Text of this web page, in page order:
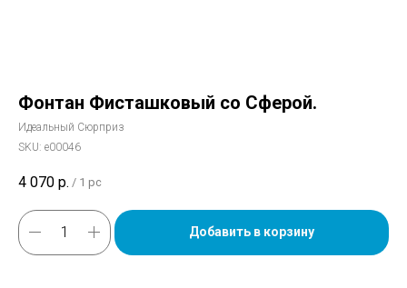
Фонтан Фисташковый со Сферой.
Идеальный Сюрприз
SKU: е00046
4 070 р. / 1 pc
Добавить в корзину